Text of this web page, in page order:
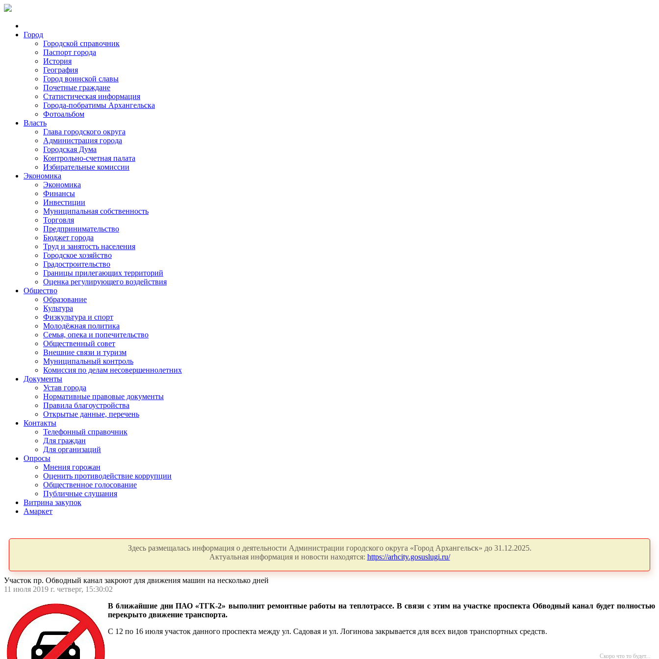
Город
Городской справочник
Паспорт города
История
География
Город воинской славы
Почетные граждане
Статистическая информация
Города-побратимы Архангельска
Фотоальбом
Власть
Глава городского округа
Администрация города
Городская Дума
Контрольно-счетная палата
Избирательные комиссии
Экономика
Экономика
Финансы
Инвестиции
Муниципальная собственность
Торговля
Предпринимательство
Бюджет города
Труд и занятость населения
Городское хозяйство
Градостроительство
Границы прилегающих территорий
Оценка регулирующего воздействия
Общество
Образование
Культура
Физкультура и спорт
Молодёжная политика
Семья, опека и попечительство
Общественный совет
Внешние связи и туризм
Муниципальный контроль
Комиссия по делам несовершеннолетних
Документы
Устав города
Нормативные правовые документы
Правила благоустройства
Открытые данные, перечень
Контакты
Телефонный справочник
Для граждан
Для организаций
Опросы
Мнения горожан
Оценить противодействие коррупции
Общественное голосование
Публичные слушания
Витрина закупок
Амаркет
Здесь размещалась информация о деятельности Администрации городского округа «Город Архангельск» до 31.12.2025.
Актуальная информация и новости находятся: https://arhcity.gosuslugi.ru/
Участок пр. Обводный канал закроют для движения машин на несколько дней
11 июля 2019 г. четверг, 15:30:02
В ближайшие дни ПАО «ТГК-2» выполнит ремонтные работы на теплотрассе. В связи с этим на участке проспекта Обводный канал будет полностью
перекрыто движение транспорта.
С 12 по 16 июля участок данного проспекта между ул. Садовая и ул. Логинова закрывается для всех видов транспортных средств.
Скоро что то будет...